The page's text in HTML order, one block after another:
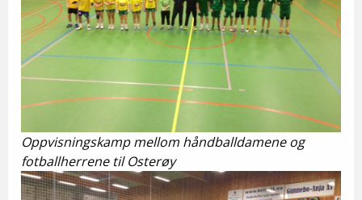
Oppvisningskamp mellom håndballdamene og
fotballherrene til Osterøy